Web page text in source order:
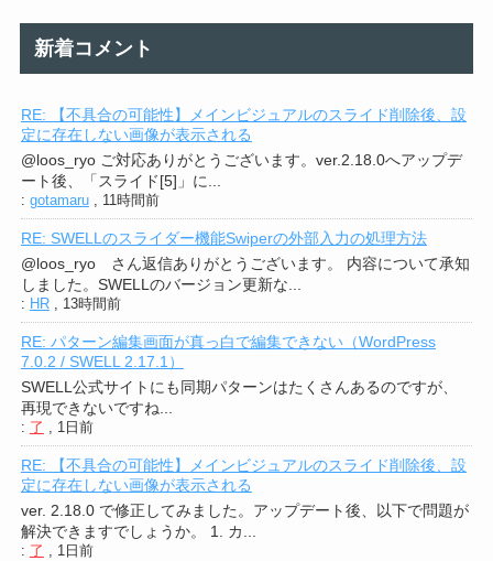
新着コメント
RE: 【不具合の可能性】メインビジュアルのスライド削除後、設
定に存在しない画像が表示される
@loos_ryo ご対応ありがとうございます。ver.2.18.0へアップデ
ート後、「スライド[5]」に...
: gotamaru, 11時間前
RE: SWELLのスライダー機能Swiperの外部入力の処理方法
@loos_ryo さん返信ありがとうございます。 内容について承知
しました。SWELLのバージョン更新な...
: HR, 13時間前
RE: パターン編集画面が真っ白で編集できない（WordPress
7.0.2 / SWELL 2.17.1）
SWELL公式サイトにも同期パターンはたくさんあるのですが、
再現できないですね...
: 了 , 1日前
RE: 【不具合の可能性】メインビジュアルのスライド削除後、設
定に存在しない画像が表示される
ver. 2.18.0 で修正してみました。アップデート後、以下で問題が
解決できますでしょうか。 1. カ...
: 了 , 1日前